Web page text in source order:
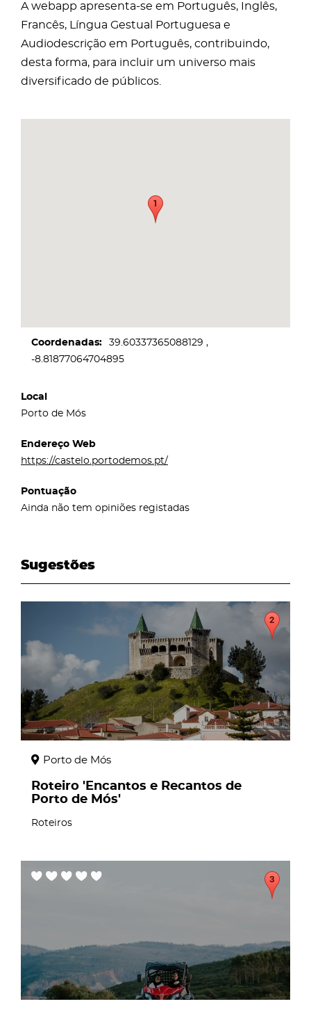
A webapp apresenta-se em Português, Inglês,
Francês, Língua Gestual Portuguesa e
Audiodescrição em Português, contribuindo,
desta forma, para incluir um universo mais
diversificado de públicos.
Coordenadas
39.60337365088129
-8.81877064704895
Local
Porto de Mós
Endereço Web
https://castelo.portodemos.pt/
Pontuação
Ainda não tem opiniões registadas
Sugestões
Porto de Mós
Roteiro 'Encantos e Recantos de
Porto de Mós'
Roteiros
page